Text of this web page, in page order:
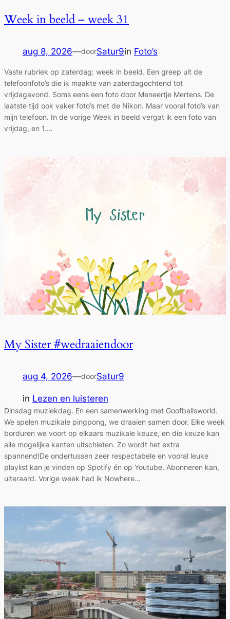
Week in beeld – week 31
aug 8, 2026—doorSatur9in Foto’s
Vaste rubriek op zaterdag: week in beeld. Een greep uit de
telefoonfoto’s die ik maakte van zaterdagochtend tot
vrijdagavond. Soms eens een foto door Meneertje Mertens. De
laatste tijd ook vaker foto’s met de Nikon. Maar vooral foto’s van
mijn telefoon. In de vorige Week in beeld vergat ik een foto van
vrijdag, en 1.…
My Sister #wedraaiendoor
aug 4, 2026—doorSatur9
in Lezen en luisteren
Dinsdag muziekdag. En een samenwerking met Goofballsworld.
We spelen muzikale pingpong, we draaien samen door. Elke week
borduren we voort op elkaars muzikale keuze, en die keuze kan
alle mogelijke kanten uitschieten. Zo wordt het extra
spannend!De ondertussen zeer respectabele en vooral leuke
playlist kan je vinden op Spotify én op Youtube. Abonneren kan,
uiteraard. Vorige week had ik Nowhere…